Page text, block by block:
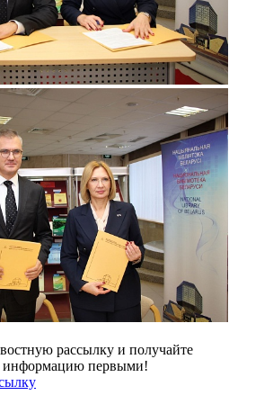
рассылку и получайте
первыми!